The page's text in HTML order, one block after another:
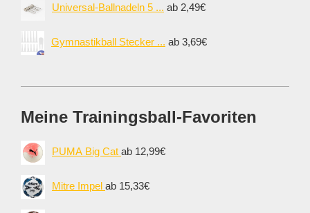
Universal-Ballnadeln 5 ... ab 2,49€
Gymnastikball Stecker ... ab 3,69€
Meine Trainingsball-Favoriten
PUMA Big Cat ab 12,99€
Mitre Impel ab 15,33€